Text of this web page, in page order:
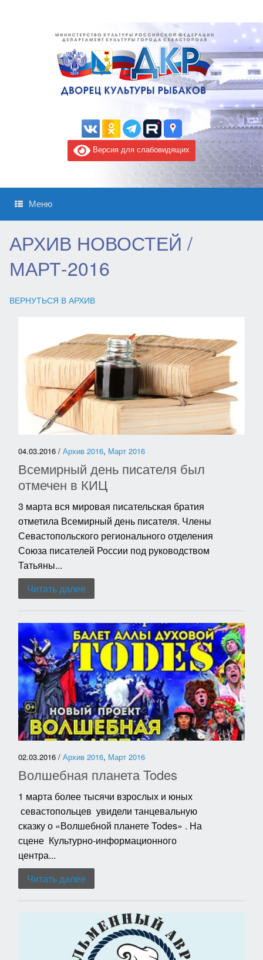
Версия для слабовидящих
Меню
АРХИВ НОВОСТЕЙ /
МАРТ-2016
ВЕРНУТЬСЯ В АРХИВ
04.03.2016 / Архив 2016, Март 2016
Всемирный день писателя был
отмечен в КИЦ
3 марта вся мировая писательская братия
отметила Всемирный день писателя. Члены
Севастопольского регионального отделения
Союза писателей России под руководством
Татьяны...
Читать далее
02.03.2016 / Архив 2016, Март 2016
Волшебная планета Todes
1 марта более тысячи взрослых и юных
севастопольцев увидели танцевальную
сказку о «Волшебной планете Todes» . На
сцене Культурно-информационного
центра...
Читать далее